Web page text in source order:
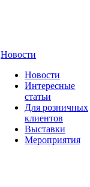
Новости
Новости
Интересные
статьи
Для розничных
клиентов
Выставки
Мероприятия